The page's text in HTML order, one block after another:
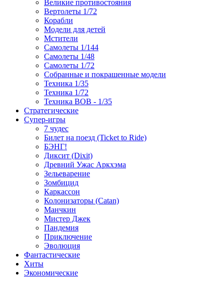
Великие противостояния
Вертолеты 1/72
Корабли
Модели для детей
Мстители
Самолеты 1/144
Самолеты 1/48
Самолеты 1/72
Собранные и покрашенные модели
Техника 1/35
Техника 1/72
Техника ВОВ - 1/35
Стратегические
Супер-игры
7 чудес
Билет на поезд (Ticket to Ride)
БЭНГ!
Диксит (Dixit)
Древний Ужас Аркхэма
Зельеварение
Зомбицид
Каркассон
Колонизаторы (Catan)
Манчкин
Мистер Джек
Пандемия
Приключение
Эволюция
Фантастические
Хиты
Экономические